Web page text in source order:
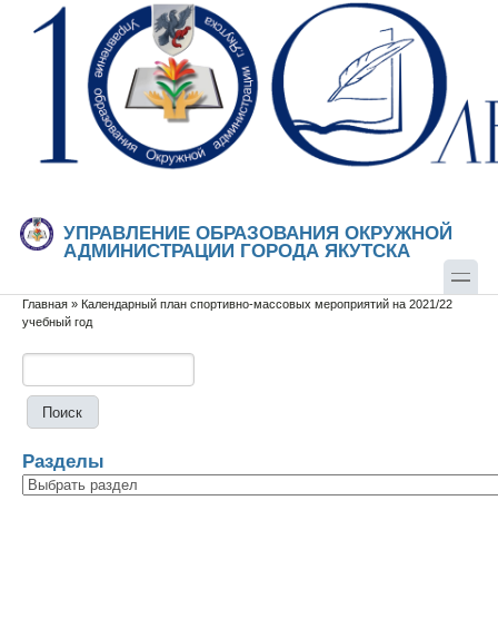
Перейти к основному содержанию
Skip to search
УПРАВЛЕНИЕ ОБРАЗОВАНИЯ ОКРУЖНОЙ
АДМИНИСТРАЦИИ ГОРОДА ЯКУТСКА
Вы здесь
Главная » Календарный план спортивно-массовых мероприятий на 2021/22
учебный год
Разделы